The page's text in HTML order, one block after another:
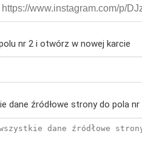
nr 2 i otwórz w nowej karcie
dane źródłowe strony do pola nr